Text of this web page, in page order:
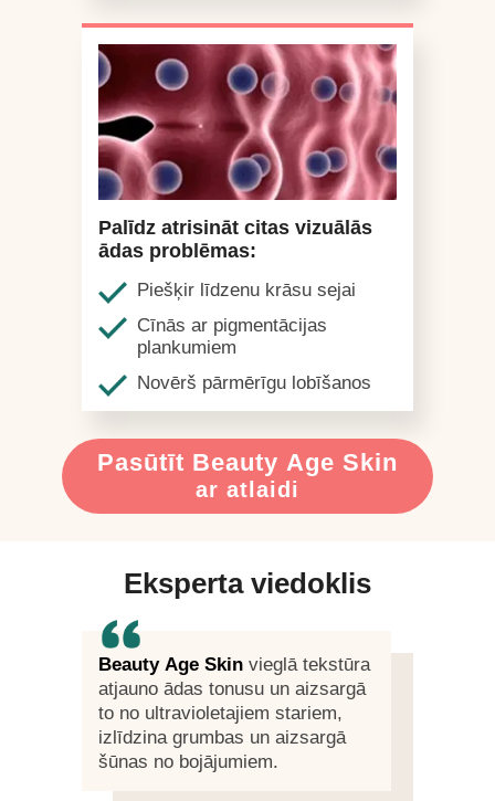
Palīdz atrisināt citas vizuālās
ādas problēmas:
Piešķir līdzenu krāsu sejai
Cīnās ar pigmentācijas
plankumiem
Novērš pārmērīgu lobīšanos
Pasūtīt Beauty Age Skin
ar atlaidi
Eksperta viedoklis
Beauty Age Skin vieglā tekstūra
atjauno ādas tonusu un aizsargā
to no ultravioletajiem stariem,
izlīdzina grumbas un aizsargā
šūnas no bojājumiem.